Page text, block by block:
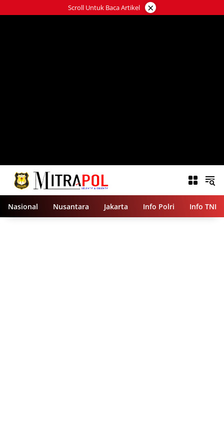
ke
Scroll Untuk Baca Artikel ×
Nasional Nusantara Jakarta Info Polri Info TNI